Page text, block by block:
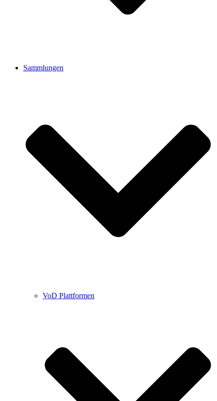
Sammlungen
VoD Plattformen